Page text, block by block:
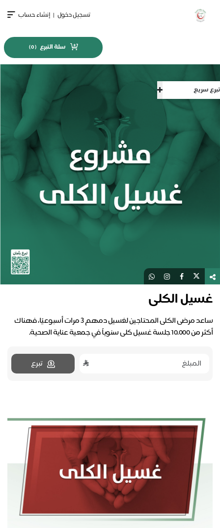
تبرع سريع
تسجيل دخول | إنشاء حساب
سلة التبرع (
0
)
غسيل الكلى
ساعد مرضى الكلى المحتاجين لغسيل دمهم ٣ مرات أسبوعيًا، فهناك
أكثر من 10.000 جلسة غسيل كلى سنوياً في جمعية عناية الصحية.
تبرع